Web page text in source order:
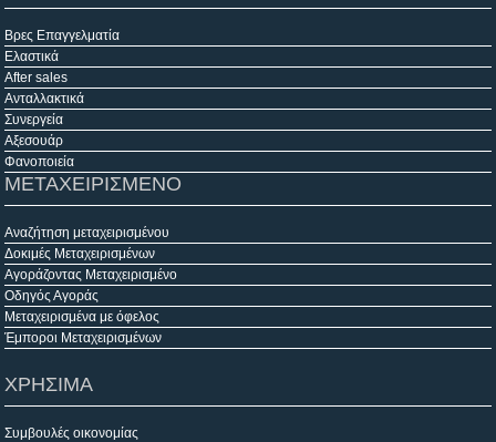
Βρες Επαγγελματία
Ελαστικά
After sales
Ανταλλακτικά
Συνεργεία
Αξεσουάρ
Φανοποιεία
ΜΕΤΑΧΕΙΡΙΣΜΕΝΟ
Αναζήτηση μεταχειρισμένου
Δοκιμές Μεταχειρισμένων
Αγοράζοντας Μεταχειρισμένο
Οδηγός Αγοράς
Μεταχειρισμένα με όφελος
Έμποροι Μεταχειρισμένων
ΧΡΗΣΙΜΑ
Συμβουλές οικονομίας